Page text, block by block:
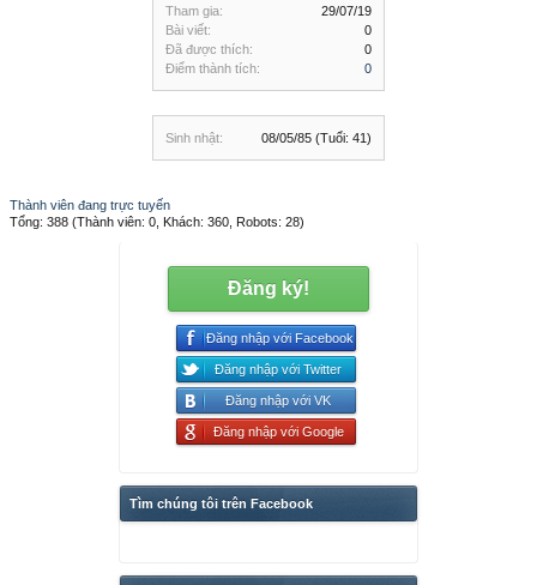
Tham gia:
29/07/19
Bài viết:
0
Đã được thích:
0
Điểm thành tích:
0
Sinh nhật: 08/05/85 (Tuổi: 41)
Thành viên đang trực tuyến
Tổng: 388 (Thành viên: 0, Khách: 360, Robots: 28)
Đăng ký!
Đăng nhập với Facebook
Đăng nhập với Twitter
Đăng nhập với VK
Đăng nhập với Google
Tìm chúng tôi trên Facebook